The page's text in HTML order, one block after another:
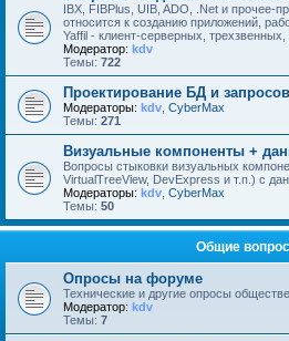
IBX, FIBPlus, UIB, ADO, .Net и прочее-
относится к созданию приложений,
Yaffil - клиент-серверных, трехзвенных,
Модератор: kdv
Темы: 722
Проектирование БД и запросов
Модераторы: kdv CyberMax
Темы: 271
Визуальные компоненты +
Вопросы стыковки визуальных
VirtualTreeView, DevExpress и т.п.) с
Модераторы: kdv CyberMax
Темы: 50
Общие
Опросы на форуме
Технические и другие опросы
Модератор: kdv
Темы: 7